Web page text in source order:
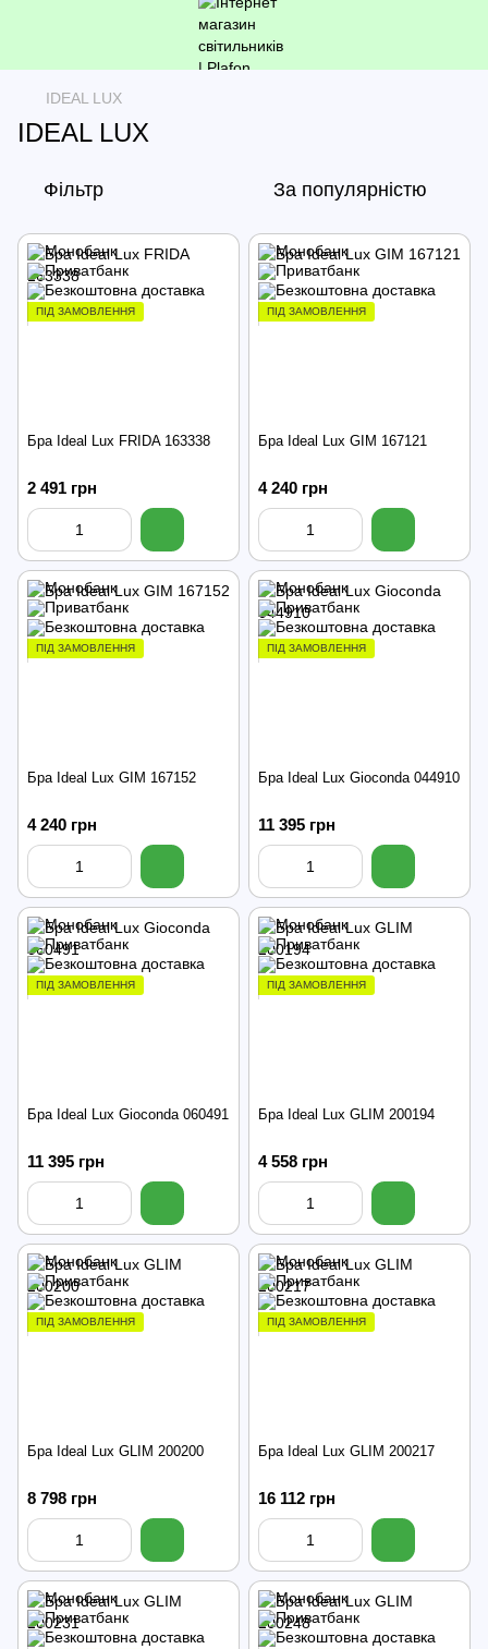
IDEAL LUX
IDEAL LUX
Фільтр За популярністю
ПІД ЗАМОВЛЕННЯ
Бра Ideal Lux FRIDA 163338
2 491 грн
ПІД ЗАМОВЛЕННЯ
Бра Ideal Lux GIM 167121
4 240 грн
ПІД ЗАМОВЛЕННЯ
Бра Ideal Lux GIM 167152
4 240 грн
ПІД ЗАМОВЛЕННЯ
Бра Ideal Lux Gioconda 044910
11 395 грн
ПІД ЗАМОВЛЕННЯ
Бра Ideal Lux Gioconda 060491
11 395 грн
ПІД ЗАМОВЛЕННЯ
Бра Ideal Lux GLIM 200194
4 558 грн
ПІД ЗАМОВЛЕННЯ
Бра Ideal Lux GLIM 200200
8 798 грн
ПІД ЗАМОВЛЕННЯ
Бра Ideal Lux GLIM 200217
16 112 грн